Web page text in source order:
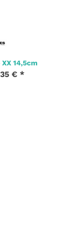
14,5cm
€ *